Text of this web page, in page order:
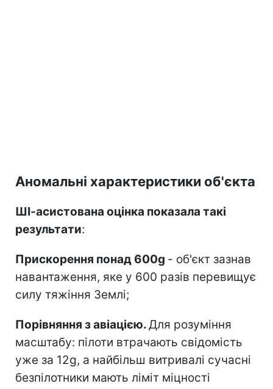
Аномальні характеристики об'єкта
ШІ-асистована оцінка показала такі
результати:
Прискорення понад 600g - об'єкт зазнав
навантаження, яке у 600 разів перевищує
силу тяжіння Землі;
Порівняння з авіацією.Для розуміння
масштабу: пілоти втрачають свідомість
уже за 12g, а найбільш витривалі сучасні
безпілотники мають ліміт міцності